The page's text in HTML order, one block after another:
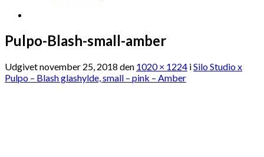
Pulpo-Blash-small-amber
Udgivetnovember 25, 2018 den 1020 × 1224 iSilo Studio x
Pulpo – Blash glashylde, small – pink – Amber